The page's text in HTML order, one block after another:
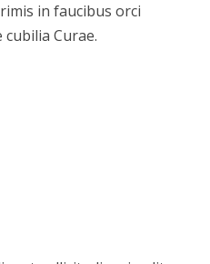
in faucibus orci
Curae.